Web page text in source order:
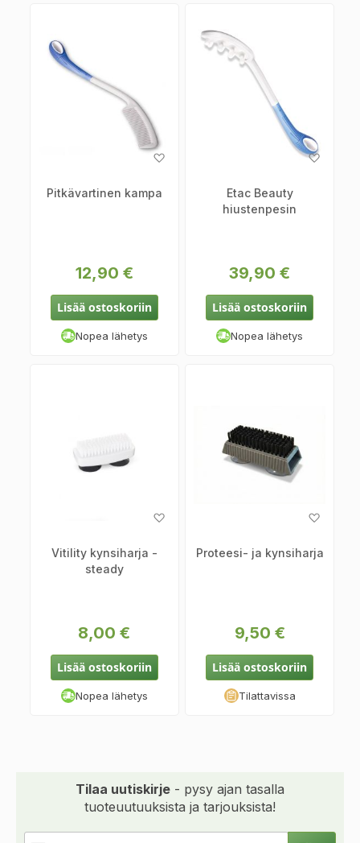
Pitkävartinen kampa
12,90 €
Lisää ostoskoriin
Nopea lähetys
Etac Beauty
hiustenpesin
39,90 €
Lisää ostoskoriin
Nopea lähetys
Vitility kynsiharja -
steady
8,00 €
Lisää ostoskoriin
Nopea lähetys
Proteesi- ja kynsiharja
9,50 €
Lisää ostoskoriin
Tilattavissa
Tilaa uutiskirje - pysy ajan tasalla
tuoteuutuuksista ja tarjouksista!